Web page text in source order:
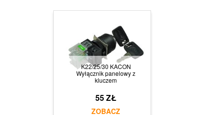
K22/25/30 KACON
Wyłącznik panelowy z
kluczem
55 ZŁ